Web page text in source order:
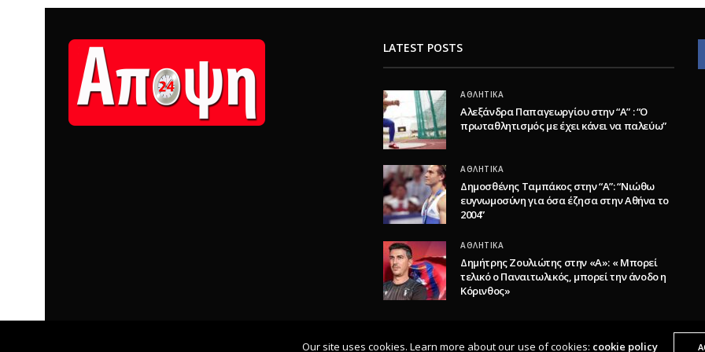
LATEST POSTS
ΑΘΛΗΤΙΚΆ
Αλεξάνδρα Παπαγεωργίου στην “Α” : “Ο
πρωταθλητισμός με έχει κάνει να παλεύω”
ΑΘΛΗΤΙΚΆ
Δημοσθένης Ταμπάκος στην “A”: “Νιώθω
ευγνωμοσύνη για όσα έζησα στην Αθήνα το
2004”
ΑΘΛΗΤΙΚΆ
Δημήτρης Ζουλιώτης στην «Α»: « Μπορεί
τελικό ο Παναιτωλικός, μπορεί την άνοδο η
Κόρινθος»
Our site uses cookies. Learn more about our use of cookies: cookie policy